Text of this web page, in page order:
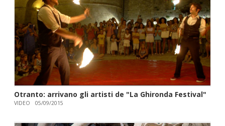
Otranto: arrivano gli artisti de "La Ghironda Festival"
VIDEO 05/09/2015